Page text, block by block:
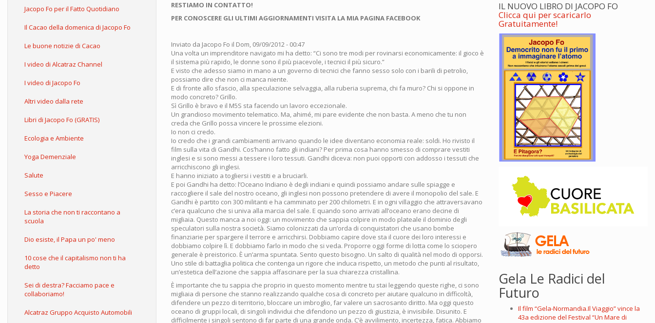
Jacopo Fo per il Fatto Quotidiano
Il Cacao della domenica di Jacopo Fo
Le buone notizie di Cacao
I video di Alcatraz Channel
I video di Jacopo Fo
Altri video dalla rete
Libri di Jacopo Fo (GRATIS)
Ecologia e Ambiente
Yoga Demenziale
Salute
Sesso e Piacere
La storia che non ti raccontano a
scuola
Dio esiste, il Papa un po' meno
10 cose che il capitalismo non ti ha
detto
Sei di destra? Facciamo pace e
collaboriamo!
Alcatraz Gruppo Acquisto Automobili
RESTIAMO IN CONTATTO!
PER CONOSCERE GLI ULTIMI AGGIORNAMENTI VISITA LA MIA PAGINA FACEBOOK
Inviato da Jacopo Fo il Dom, 09/09/2012 - 00:47
Una volta un imprenditore navigato mi ha detto: “Ci sono tre modi per rovinarsi economicamente: il gioco è
il sistema più rapido, le donne sono il più piacevole, i tecnici il più sicuro.”
E visto che adesso siamo in mano a un governo di tecnici che fanno sesso solo con i barili di petrolio,
possiamo dire che non ci manca niente.
E di fronte allo sfascio, alla speculazione selvaggia, alla ruberia suprema, chi fa muro? Chi si oppone in
modo concreto? Grillo.
Sì Grillo è bravo e il M5S sta facendo un lavoro eccezionale.
Un grandioso movimento telematico. Ma, ahimé, mi pare evidente che non basta. A meno che tu non
creda che Grillo possa vincere le prossime elezioni.
Io non ci credo.
Io credo che i grandi cambiamenti arrivano quando le idee diventano economia reale: soldi. Ho rivisto il
film sulla vita di Gandhi. Cos’hanno fatto gli indiani? Per prima cosa hanno smesso di comprare vestiti
inglesi e si sono messi a tessere i loro tessuti. Gandhi diceva: non puoi opporti con addosso i tessuti che
arricchiscono gli inglesi.
E hanno iniziato a togliersi i vestiti e a bruciarli.
E poi Gandhi ha detto: l’Oceano Indiano è degli indiani e quindi possiamo andare sulle spiagge e
raccogliere il sale del nostro oceano, gli inglesi non possono pretendere di avere il monopolio del sale. E
Gandhi è partito con 300 militanti e ha camminato per 200 chilometri. E in ogni villaggio che attraversavano
c’era qualcuno che si univa alla marcia del sale. E quando sono arrivati all’oceano erano decine di
migliaia. Questo manca a noi oggi: un movimento che sappia colpire in modo plateale il dominio degli
speculatori sulla nostra società. Siamo colonizzati da un’orda di conquistatori che usano bombe
finanziarie per spargere il terrore e arricchirsi. Dobbiamo capire dove sta il cuore dei loro interessi e
dobbiamo colpire lì. E dobbiamo farlo in modo che si veda. Proporre oggi forme di lotta come lo sciopero
generale è preistorico. È un’arma spuntata. Sento questo bisogno. Un salto di qualità nel modo di opporsi.
Uno stile di battaglia politica che contenga un rigore che induca rispetto, un metodo che punti al risultato,
un’estetica dell’azione che sappia affascinare per la sua chiarezza cristallina.
È importante che tu sappia che proprio in questo momento mentre tu stai leggendo queste righe, ci sono
migliaia di persone che stanno realizzando qualche cosa di concreto per aiutare qualcuno in difficoltà,
difendere un pezzo di territorio, bloccare un imbroglio, far valere un sacrosanto diritto. Ma oggi questo
oceano di gruppi locali, di singoli individui che difendono un pezzo di giustizia, è invisibile. Disunito. E
difficilmente i singoli sentono di far parte di una grande onda. C’è avvilimento, incertezza, fatica. Abbiamo
IL NUOVO LIBRO DI JACOPO FO
Clicca qui per scaricarlo
Gratuitamente!
Gela Le Radici del
Futuro
Il film “Gela-Normandia.Il Viaggio” vince la
43a edizione del Festival “Un Mare di